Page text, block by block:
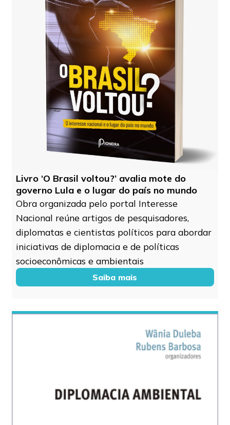
Livro ‘O Brasil voltou?’ avalia mote do
governo Lula e o lugar do país no mundo
Obra organizada pelo portal Interesse
Nacional reúne artigos de pesquisadores,
diplomatas e cientistas políticos para abordar
iniciativas de diplomacia e de políticas
socioeconômicas e ambientais
Saiba mais